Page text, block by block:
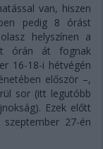
van, hiszen
pedig 8 órást
helyszínen a
órán át fognak
16-18-i hétvégén
először –,
sor (itt legutóbb
Ezek előtt
27-én